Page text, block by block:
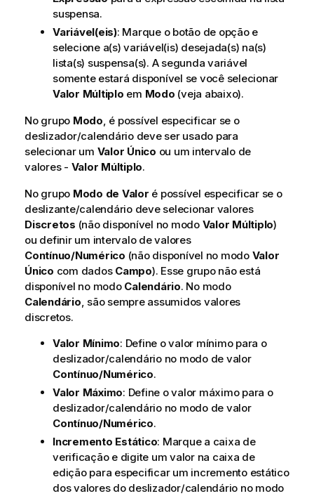
suspensa.
Variável(eis): Marque o botão de opção e
selecione a(s) variável(is) desejada(s) na(s)
lista(s) suspensa(s). A segunda variável
somente estará disponível se você selecionar
Valor Múltiplo em Modo (veja abaixo).
No grupo Modo, é possível especificar se o
deslizador/calendário deve ser usado para
selecionar um Valor Único ou um intervalo de
valores - Valor Múltiplo.
No grupo Modo de Valor é possível especificar se o
deslizante/calendário deve selecionar valores
Discretos (não disponível no modo Valor Múltiplo)
ou definir um intervalo de valores
Contínuo/Numérico (não disponível no modo Valor
Único com dados Campo). Esse grupo não está
disponível no modo Calendário. No modo
Calendário, são sempre assumidos valores
discretos.
Valor Mínimo: Define o valor mínimo para o
deslizador/calendário no modo de valor
Contínuo/Numérico.
Valor Máximo: Define o valor máximo para o
deslizador/calendário no modo de valor
Contínuo/Numérico.
Incremento Estático: Marque a caixa de
verificação e digite um valor na caixa de
edição para especificar um incremento estático
dos valores do deslizador/calendário no modo